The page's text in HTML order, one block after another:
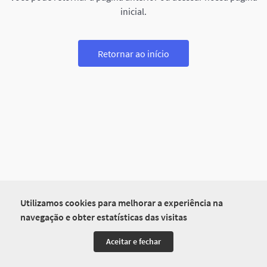
Utilizamos cookies para melhorar a experiência na
navegação e obter estatísticas das visitas
Aceitar e fechar
inicial.
Retornar ao início